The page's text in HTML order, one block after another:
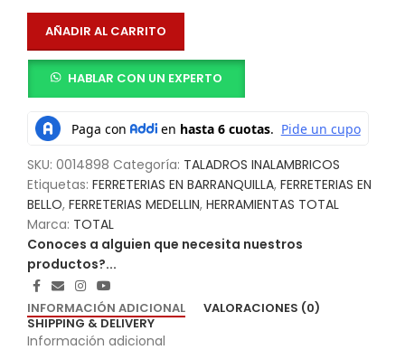
AÑADIR AL CARRITO
HABLAR CON UN EXPERTO
SKU: 0014898 Categoría: TALADROS INALAMBRICOS
Etiquetas: FERRETERIAS EN BARRANQUILLA, FERRETERIAS EN
BELLO, FERRETERIAS MEDELLIN, HERRAMIENTAS TOTAL
Marca: TOTAL
Conoces a alguien que necesita nuestros
productos?...
INFORMACIÓN ADICIONAL
VALORACIONES (0)
SHIPPING & DELIVERY
Información adicional